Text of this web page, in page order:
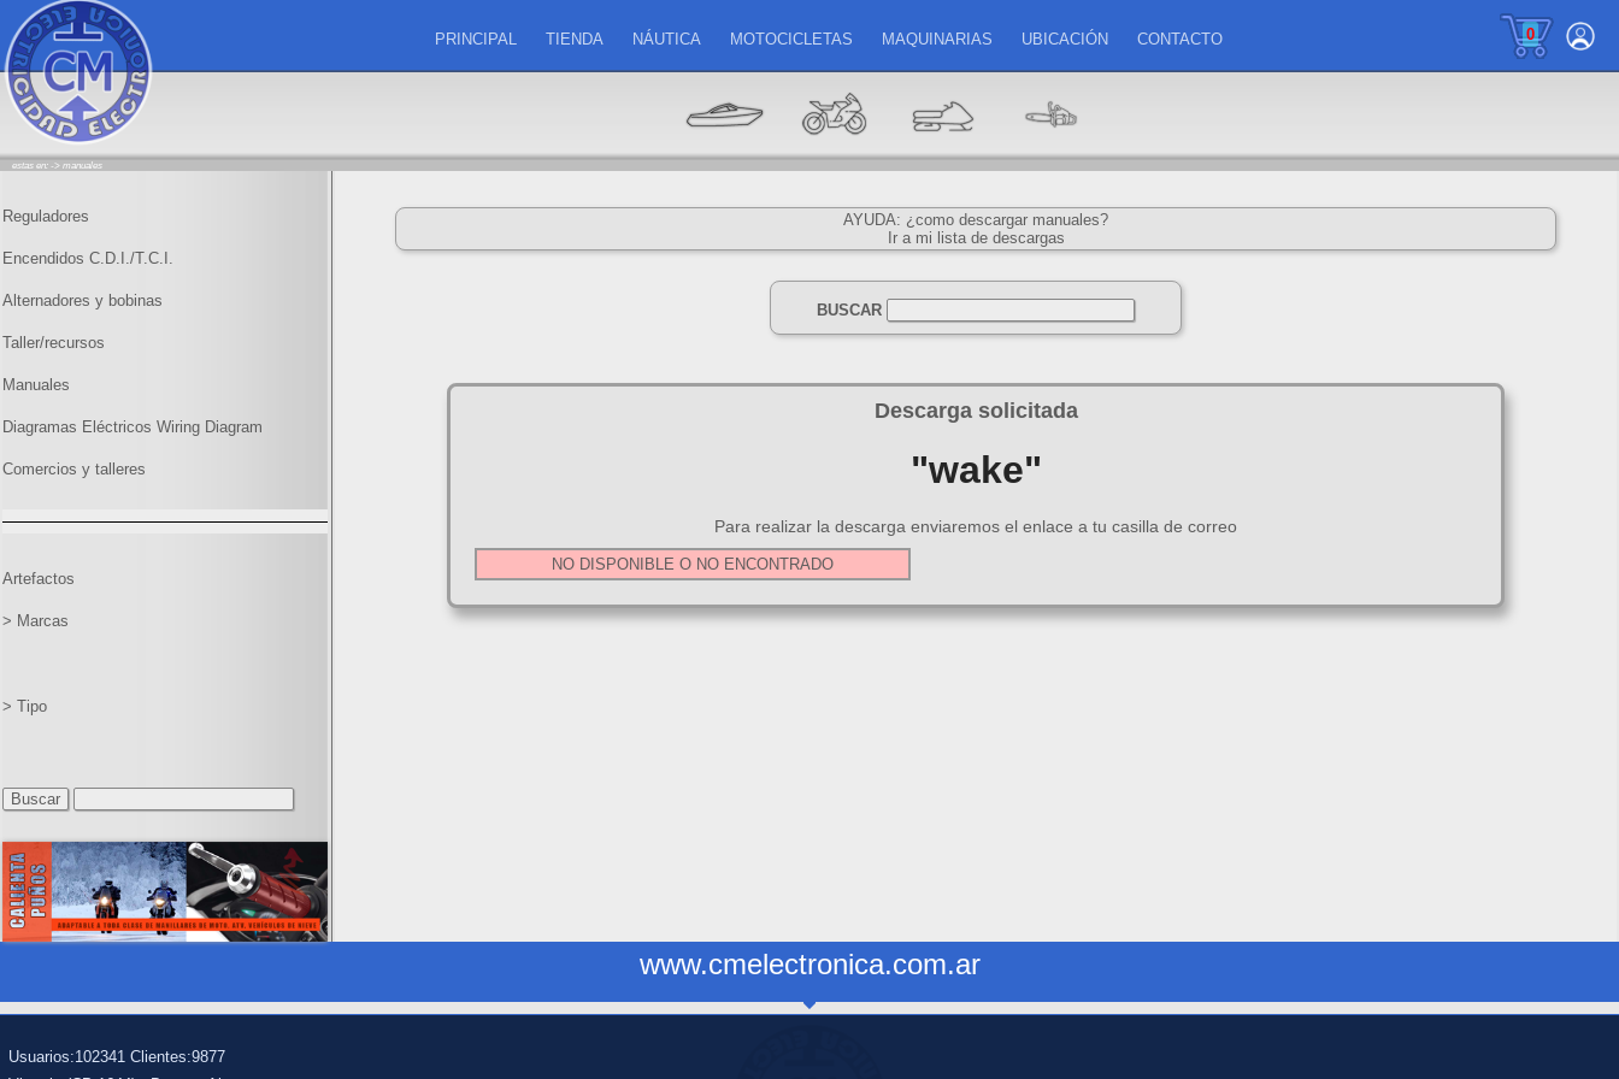
0
PRINCIPAL TIENDA NÁUTICA MOTOCICLETAS MAQUINARIAS UBICACIÓN CONTACTO
estas en: -> manuales
AYUDA: ¿como descargar manuales?
Ir a mi lista de descargas
BUSCAR
Descarga solicitada
"wake"
Para realizar la descarga enviaremos el enlace a tu casilla de correo
NO DISPONIBLE O NO ENCONTRADO
Reguladores
Encendidos C.D.I./T.C.I.
Alternadores y bobinas
Taller/recursos
Manuales
Diagramas Eléctricos Wiring Diagram
Comercios y talleres
Artefactos
> Marcas
> Tipo
www.cmelectronica.com.ar
Usuarios:102341 Clientes:9877